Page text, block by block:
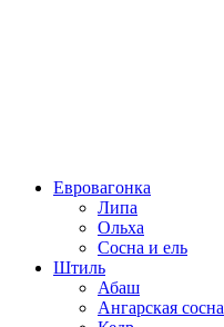
Евровагонка
Липа
Ольха
Сосна и ель
Штиль
Абаш
Ангарская сосна